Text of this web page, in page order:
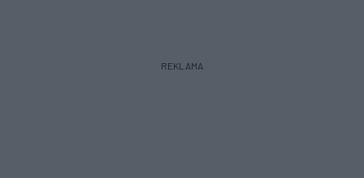
REKLAMA